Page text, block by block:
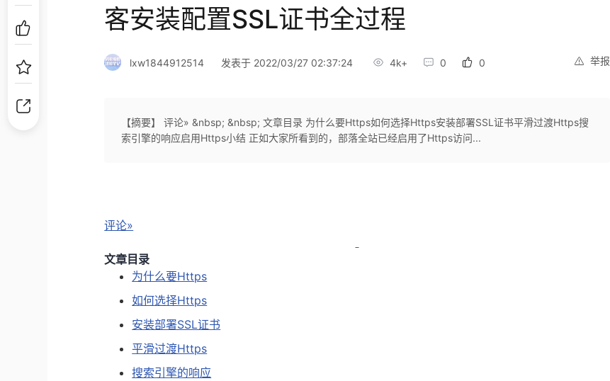
客安装配置SSL证书全过程
举报
lxw1844912514 发表于 2022/03/27 02:37:24 4k+ 0 0
【摘要】 评论» &nbsp; &nbsp; 文章目录 为什么要Https如何选择Https安装部署SSL证书平滑过渡Https搜
索引擎的响应启用Https小结 正如大家所看到的，部落全站已经启用了Https访问...
评论»
文章目录
为什么要Https
如何选择Https
安装部署SSL证书
平滑过渡Https
搜索引擎的响应